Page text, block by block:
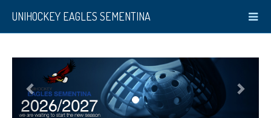
UNIHOCKEY EAGLES SEMENTINA